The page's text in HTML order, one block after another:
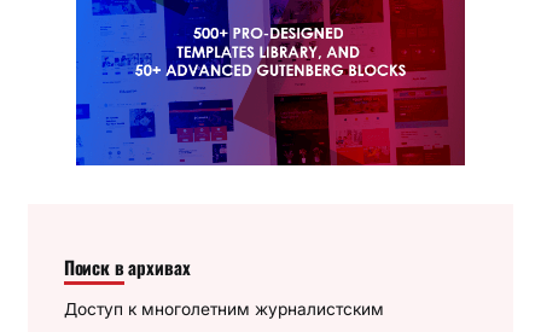
Поиск в архивах
Доступ к многолетним журналистским